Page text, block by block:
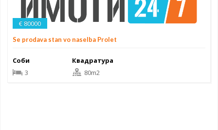
€ 80000
Se prodava stan vo naselba Prolet
Соби
3
Квадратура
80m2